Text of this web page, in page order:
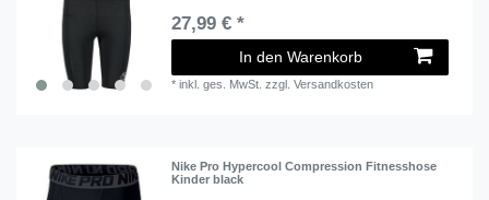
27,99 € *
In den Warenkorb
*inkl. ges. MwSt. zzgl.Versandkosten
Nike Pro Hypercool Compression Fitnesshose
Kinder black